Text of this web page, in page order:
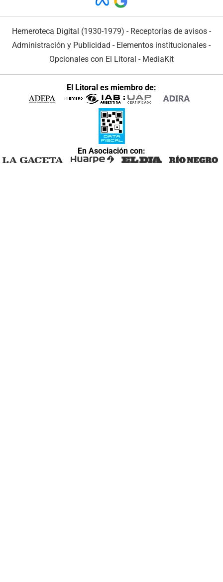
Hemeroteca Digital (1930-1979) - Receptorías de avisos -
Administración y Publicidad - Elementos institucionales -
Opcionales con El Litoral - MediaKit
El Litoral es miembro de:
En Asociación con: